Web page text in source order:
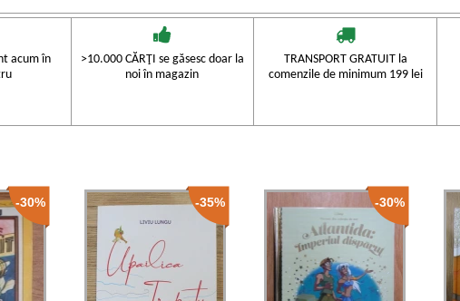
acum în
>10.000 CĂRŢI se găsesc doar la
noi în magazin
TRANSPORT GRATUIT la
comenzile de minimum 199 lei
-30% -35% -30%